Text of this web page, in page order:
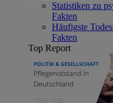
Statistiken zu
Fakten
Häufigste
Fakten
Top Report